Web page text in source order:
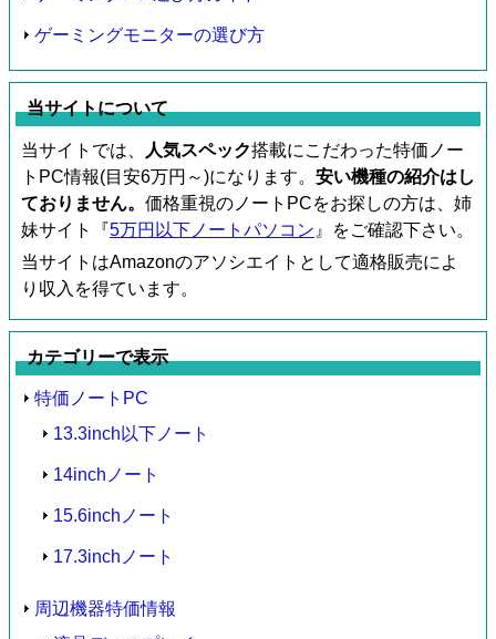
ゲーミングモニターの選び方
当サイトについて
当サイトでは、 人気スペック搭載にこだわった特価ノー
トPC情報(目安6万円～)になります。 安い機種の紹介はし
ておりません。 価格重視のノートPCをお探しの方は、姉
妹サイト『5万円以下ノートパソコン 』をご確認下さい。
当サイトはAmazonのアソシエイトとして適格販売によ
り収入を得ています。
カテゴリーで表示
特価ノートPC
13.3inch以下ノート
14inchノート
15.6inchノート
17.3inchノート
周辺機器特価情報